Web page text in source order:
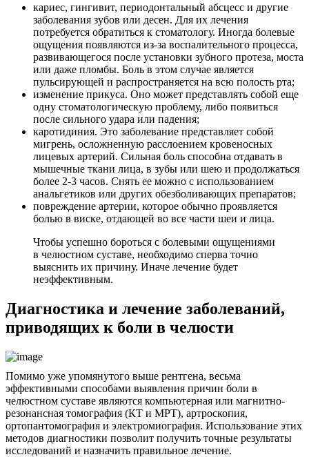
кариес, гингивит, периодонтальный абсцесс и другие
заболевания зубов или десен. Для их лечения
потребуется обратиться к стоматологу. Иногда болевые
ощущения появляются из-за воспалительного процесса,
развивающегося после установки зубного протеза, моста
или даже пломбы. Боль в этом случае является
пульсирующей и распространяется на всю полость рта;
изменение прикуса. Оно может представлять собой еще
одну стоматологическую проблему, либо появиться
после сильного удара или падения;
каротидиния. Это заболевание представляет собой
мигрень, осложненную расслоением кровеносных
лицевых артерий. Сильная боль способна отдавать в
мышечные ткани лица, в зубы или шею и продолжаться
более 2-3 часов. Снять ее можно с использованием
анальгетиков или других обезболивающих препаратов;
повреждение артерии, которое обычно проявляется
болью в виске, отдающей во все части шеи и лица.
Чтобы успешно бороться с болевыми ощущениями
в челюстном суставе, необходимо сперва точно
выяснить их причину. Иначе лечение будет
неэффективным.
Диагностика и лечение заболеваний,
приводящих к боли в челюсти
Помимо уже упомянутого выше рентгена, весьма
эффективными способами выявления причин боли в
челюстном суставе являются компьютерная или магнитно-
резонансная томография (КТ и МРТ), артроскопия,
ортопантомография и электромиография. Использование этих
методов диагностики позволит получить точные результаты
исследований и назначить правильное лечение.